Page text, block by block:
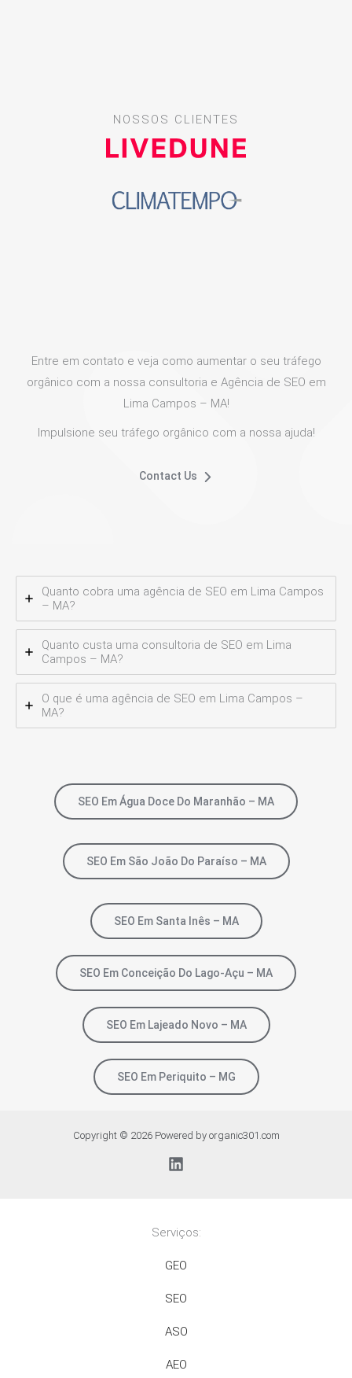
NOSSOS CLIENTES
Entre em contato e veja como aumentar o seu tráfego
orgânico com a nossa consultoria e Agência de SEO em
Lima Campos – MA!
Impulsione seu tráfego orgânico com a nossa ajuda!
Contact Us
Quanto cobra uma agência de SEO em Lima Campos
– MA?
Quanto custa uma consultoria de SEO em Lima
Campos – MA?
O que é uma agência de SEO em Lima Campos –
MA?
SEO Em Água Doce Do Maranhão – MA
SEO Em São João Do Paraíso – MA
SEO Em Santa Inês – MA
SEO Em Conceição Do Lago-Açu – MA
SEO Em Lajeado Novo – MA
SEO Em Periquito – MG
Copyright © 2026 Powered by organic301.com
Serviços:
GEO
SEO
ASO
AEO